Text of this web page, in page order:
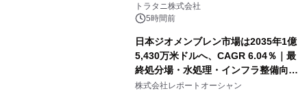
トラタニ株式会社
5時間前
日本ジオメンブレン市場は2035年1億
5,430万米ドルへ、CAGR 6.04％｜最
終処分場・水処理・インフラ整備向け
需要拡大
株式会社レポートオーシャン